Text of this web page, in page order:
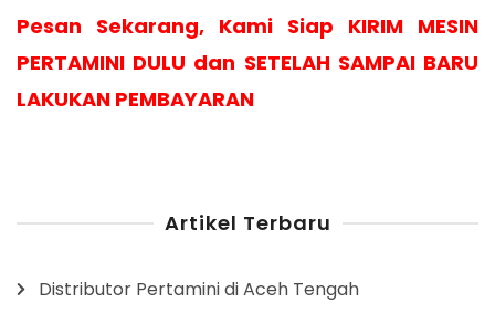
Pesan Sekarang, Kami Siap KIRIM MESIN
PERTAMINI DULU dan SETELAH SAMPAI BARU
LAKUKAN PEMBAYARAN
Artikel Terbaru
Distributor Pertamini di Aceh Tengah